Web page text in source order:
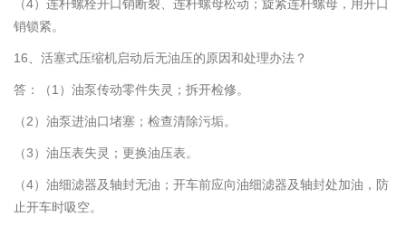
（4）连杆螺栓开口销断裂、连杆螺母松动；旋紧连杆螺母，用开口
销锁紧。
16、活塞式压缩机启动后无油压的原因和处理办法？
答：（1）油泵传动零件失灵；拆开检修。
（2）油泵进油口堵塞；检查清除污垢。
（3）油压表失灵；更换油压表。
（4）油细滤器及轴封无油；开车前应向油细滤器及轴封处加油，防
止开车时吸空。